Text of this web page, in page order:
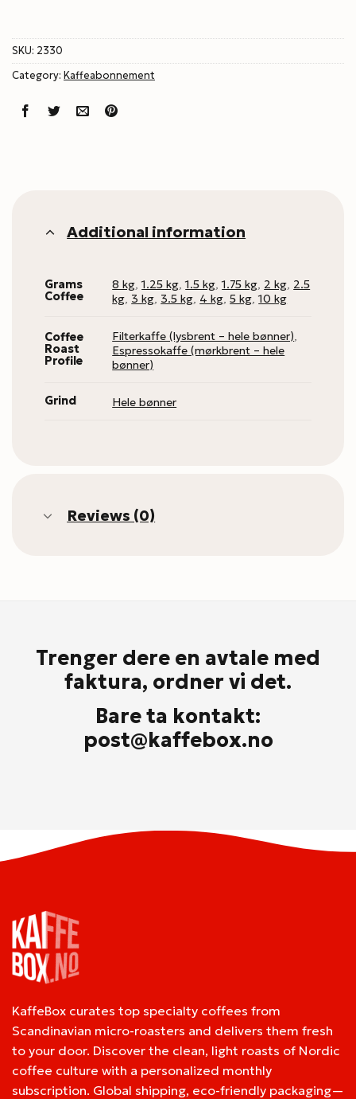
SKU: 2330
Category: Kaffeabonnement
Additional information
Grams
Coffee
8 kg ,1.25 kg ,1.5 kg ,1.75 kg 2 kg 2.5
kg 3 kg 3.5 kg 4 kg ,5 kg ,10 kg
Coffee
Roast
Profile
Filterkaffe (lysbrent – hele bønner)
Espressokaffe (mørkbrent – hele
bønner)
Grind Hele bønner
Reviews (0)
Trenger dere en avtale med
faktura, ordner vi det.
Bare ta kontakt:
post@kaffebox.no
KaffeBox curates top specialty coffees from
Scandinavian micro-roasters and delivers them fresh
to your door. Discover the clean, light roasts of Nordic
coffee culture with a personalized monthly
subscription. Global shipping, eco-friendly packaging—